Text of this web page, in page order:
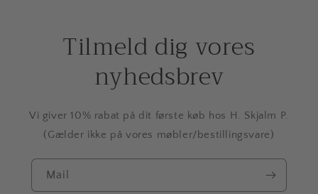
Tilmeld dig vores
nyhedsbrev
Vi giver 10% rabat på dit første køb hos H. Skjalm P.
(Gælder ikke på vores møbler/bestillingsvare)
Mail